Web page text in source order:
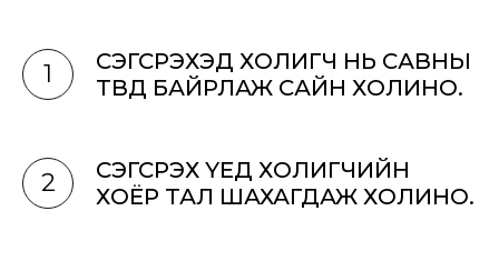
1
СЭГСРЭХЭД ХОЛИГЧ НЬ САВНЫ
ТӨВД БАЙРЛАЖ САЙН ХОЛИНО.
2
СЭГСРЭХ ҮЕД ХОЛИГЧИЙН
ХОЁР ТАЛ ШАХАГДАЖ ХОЛИНО.